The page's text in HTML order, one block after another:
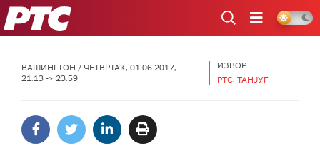
РТС
ВАШИНГТОН / ЧЕТВРТАК, 01.06.2017,
21:13 -> 23:59
ИЗВОР:
РТС, ТАНЈУГ